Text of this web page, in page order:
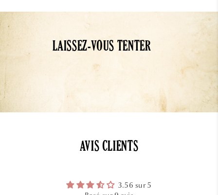
LAISSEZ-VOUS TENTER
AVIS CLIENTS
3.56 sur 5